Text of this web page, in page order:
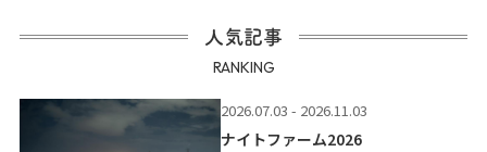
人気記事
RANKING
2026.07.03 - 2026.11.03
ナイトファーム2026